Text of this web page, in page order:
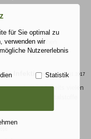
und tatsächlichen
Infektionen 12.01.2017
ist bereits vielen
Stillzeit haben Vitalstoffe
für Sie optimal zu
verwenden wir
Nutzererlebnis
Statistik